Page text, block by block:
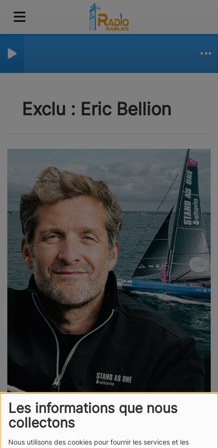
Les informations que nous
collectons
Nous utilisons des cookies pour fournir les services et les
Exclu : Eric Bellion
07 DÉCEMBRE 2025